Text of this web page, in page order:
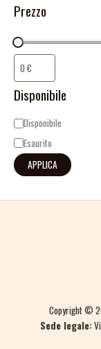
Prezzo
Disponibile
Disponibile
Esaurito
APPLICA
Copyright ©
Sede legale: